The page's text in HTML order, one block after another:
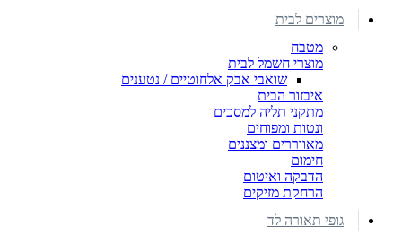
מוצרים לבית
מטבח
מוצרי חשמל לבית
שואבי אבק אלחוטיים / נטענים
איבזור הבית
מתקני תליה למסכים
ונטות ומפוחים
מאווררים ומצננים
חימום
הדבקה ואיטום
הרחקת מזיקים
גופי תאורה לד